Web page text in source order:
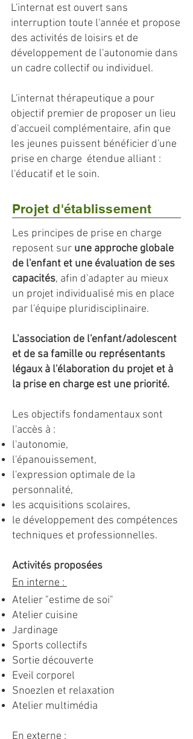
L'internat est ouvert sans
interruption toute l'année et propose
des activités de loisirs et de
développement de l'autonomie dans
un cadre collectif ou individuel.
L'internat thérapeutique a pour
objectif premier de proposer un lieu
d'accueil complémentaire, afin que
les jeunes puissent bénéficier d'une
prise en charge étendue alliant :
l'éducatif et le soin.
Projet d'établissement
Les principes de prise en charge
reposent sur une approche globale
de l'enfant et une évaluation de ses
capacités, afin d'adapter au mieux
un projet individualisé mis en place
par l'équipe pluridisciplinaire.
L'association de l'enfant/adolescent
et de sa famille ou représentants
légaux à l'élaboration du projet et à
la prise en charge est une priorité.
Les objectifs fondamentaux sont
l'accès à :
l'autonomie,
l'épanouissement,
l'expression optimale de la
personnalité,
les acquisitions scolaires,
le développement des compétences
techniques et professionnelles.
Activités proposées
En interne :
Atelier "estime de soi"
Atelier cuisine
Jardinage
Sports collectifs
Sortie découverte
Eveil corporel
Snoezlen et relaxation
Atelier multimédia
En externe :